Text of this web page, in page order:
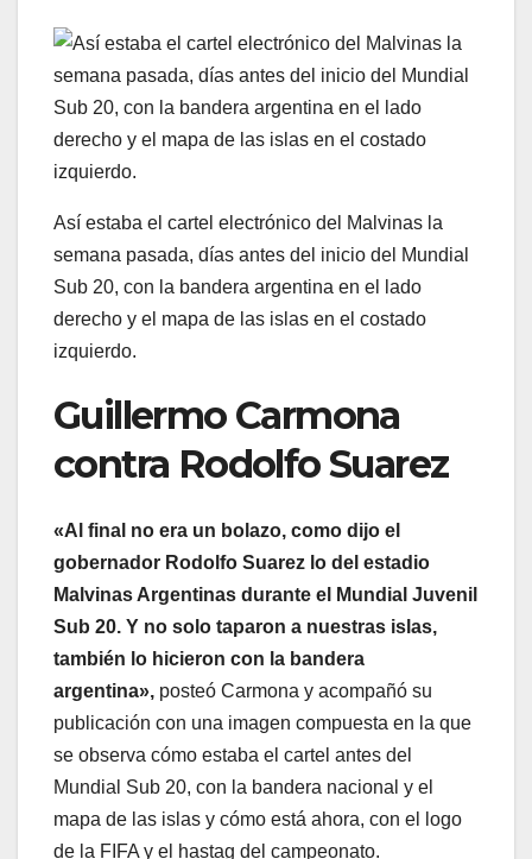
Así estaba el cartel electrónico del Malvinas la
semana pasada, días antes del inicio del Mundial
Sub 20, con la bandera argentina en el lado
derecho y el mapa de las islas en el costado
izquierdo.
Guillermo Carmona
contra Rodolfo Suarez
«Al final no era un bolazo, como dijo el
gobernador Rodolfo Suarez lo del estadio
Malvinas Argentinas durante el Mundial Juvenil
Sub 20. Y no solo taparon a nuestras islas,
también lo hicieron con la bandera
argentina», posteó Carmona y acompañó su
publicación con una imagen compuesta en la que
se observa cómo estaba el cartel antes del
Mundial Sub 20, con la bandera nacional y el
mapa de las islas y cómo está ahora, con el logo
de la FIFA y el hastag del campeonato.